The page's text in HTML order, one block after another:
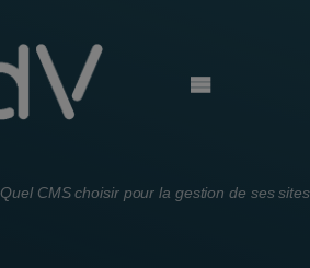
Quel CMS choisir pour la gestion de ses sites